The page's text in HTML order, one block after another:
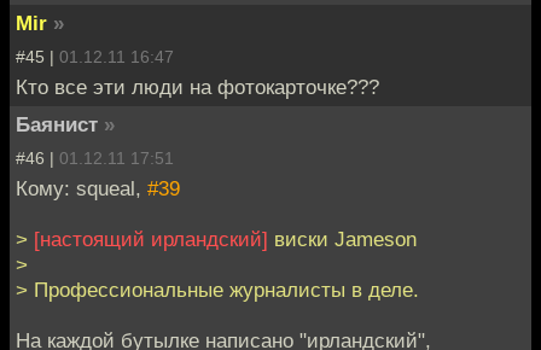
Mir »
#45 | 01.12.11 16:47
Кто все эти люди на фотокарточке???
Баянист »
#46 | 01.12.11 17:51
Кому: squeal, #39
> [настоящий ирландский] виски Jameson
>
> Профессиональные журналисты в деле.
На каждой бутылке написано "ирландский",